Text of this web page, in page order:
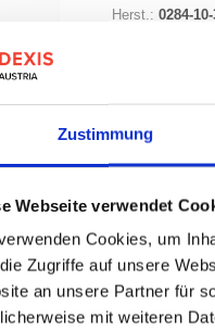
Zustimmung
Webseite verwendet
Cookies, um
Zugriffe auf unsere
an unsere Partner für
mit weiteren
Herst.: 0284-
Auf Lager